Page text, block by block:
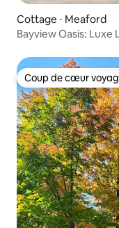
Cottage ⋅ Meaford
Bayview Oasis: Luxe
Coup de cœur
Coup de cœur